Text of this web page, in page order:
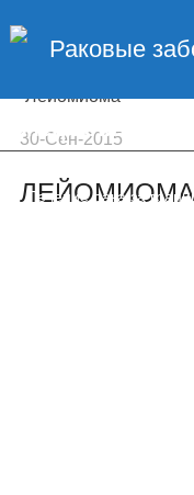
Раковые
Специализации:
Лечение рака за
Главная
Лейомиома
30-Сен-2015
ЛЕЙОМИОМА